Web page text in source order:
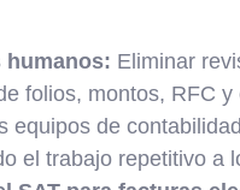
humanos: Eliminar
folios, montos, RFC
equipos de
el trabajo repetitivo a